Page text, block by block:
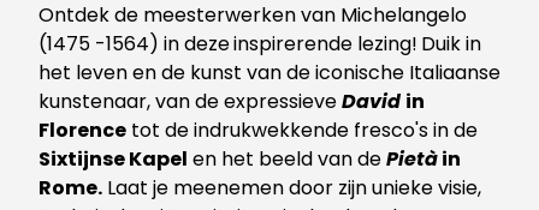
Ontdek de meesterwerken van Michelangelo
(1475 -1564) in dezeinspirerende lezing! Duik in
het leven en de kunst van de iconische Italiaanse
kunstenaar, van de expressieveDavid in
Florence tot de indrukwekkende fresco's in de
Sixtijnse Kapel en het beeld van dePietàin
Rome. Laat je meenemen door zijn unieke visie,